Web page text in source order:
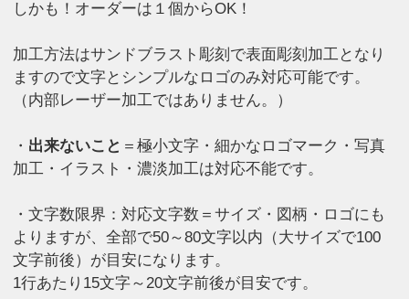
しかも！オーダーは１個からOK！
加工方法はサンドブラスト彫刻で表面彫刻加工となり
ますので文字とシンプルなロゴのみ対応可能です。
（内部レーザー加工ではありません。）
・ 出来ないこと ＝極小文字・細かなロゴマーク・写真
加工・イラスト・濃淡加工は対応不能です。
・文字数限界：対応文字数＝サイズ・図柄・ロゴにも
よりますが、全部で50～80文字以内（大サイズで100
文字前後）が目安になります。
1行あたり15文字～20文字前後が目安です。